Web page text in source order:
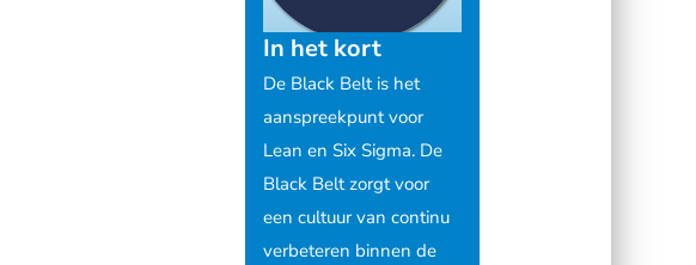
In het kort
De Black Belt is het
aanspreekpunt voor
Lean en Six Sigma. De
Black Belt zorgt voor
een cultuur van continu
verbeteren binnen de